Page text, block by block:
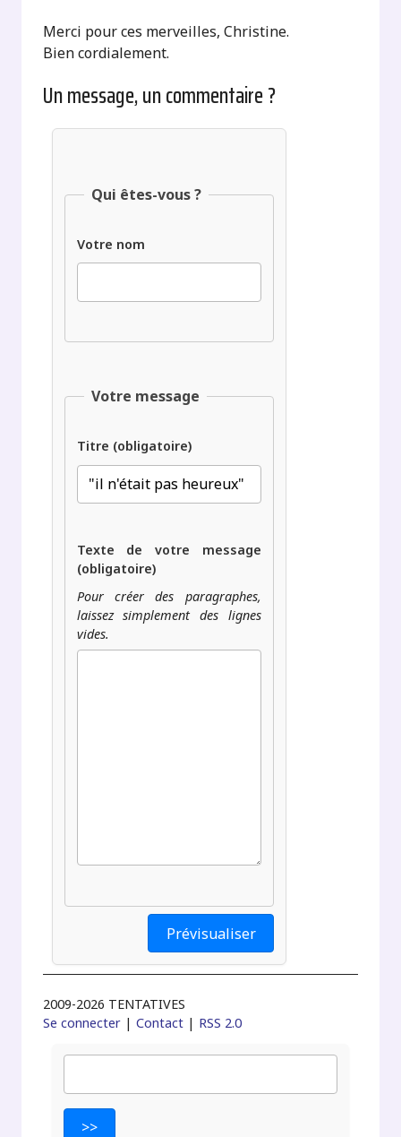
Merci pour ces merveilles, Christine.
Bien cordialement.
Un message, un commentaire ?
Qui êtes-vous ?
Votre nom
Votre message
Titre (obligatoire)
Texte de votre message
(obligatoire)
Pour créer des paragraphes,
laissez simplement des lignes
vides.
2009-2026 TENTATIVES
Se connecter |Contact | RSS 2.0